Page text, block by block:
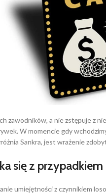
zawodników, a nie zstępuje z
W momencie gdy
Sankra, jest wrażenie
się z przypadkiem
umiejętności z czynnikiem